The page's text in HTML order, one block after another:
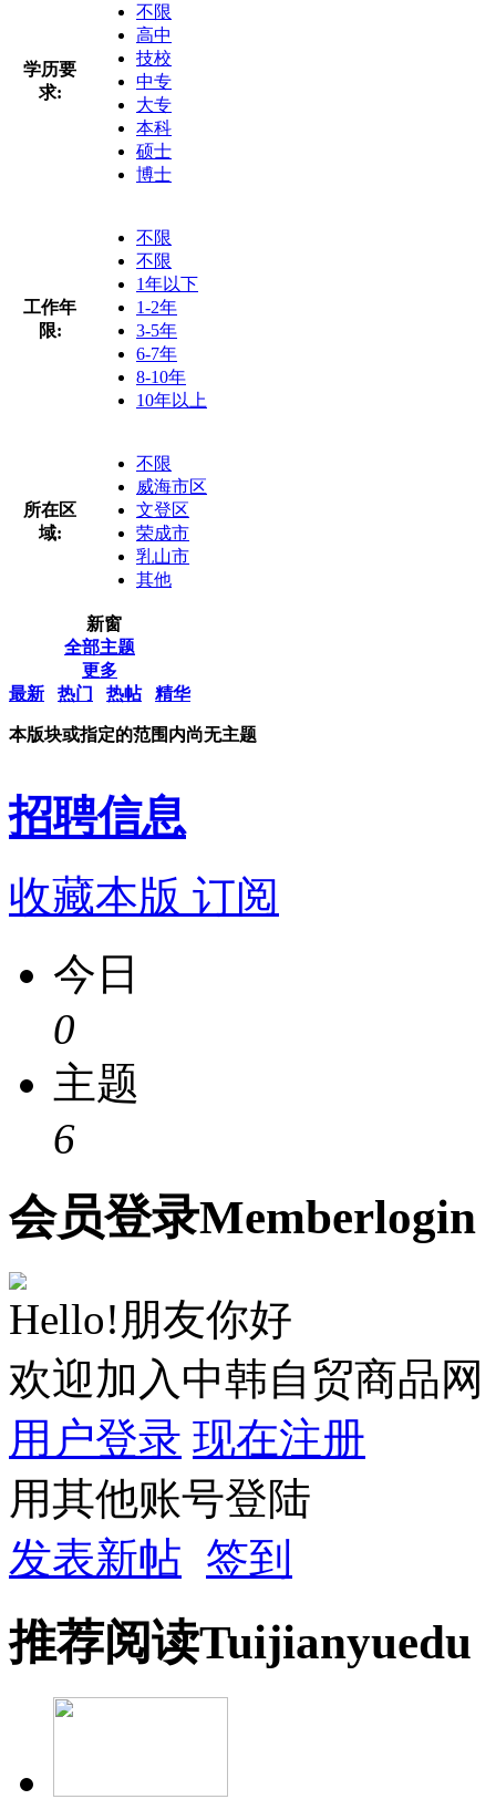
学历要
求:
不限
高中
技校
中专
大专
本科
硕士
博士
工作年
限:
不限
不限
1年以下
1-2年
3-5年
6-7年
8-10年
10年以上
所在区
域:
不限
威海市区
文登区
荣成市
乳山市
其他
新窗
全部主题
更多
最新
热门 热帖 精华
本版块或指定的范围内尚无主题
招聘信息
收藏本版 订阅
今日
0
主题
6
会员登录Memberlogin
Hello!朋友你好
欢迎加入中韩自贸商品网
用户登录 现在注册
用其他账号登陆
发表新帖 签到
推荐阅读Tuijianyuedu